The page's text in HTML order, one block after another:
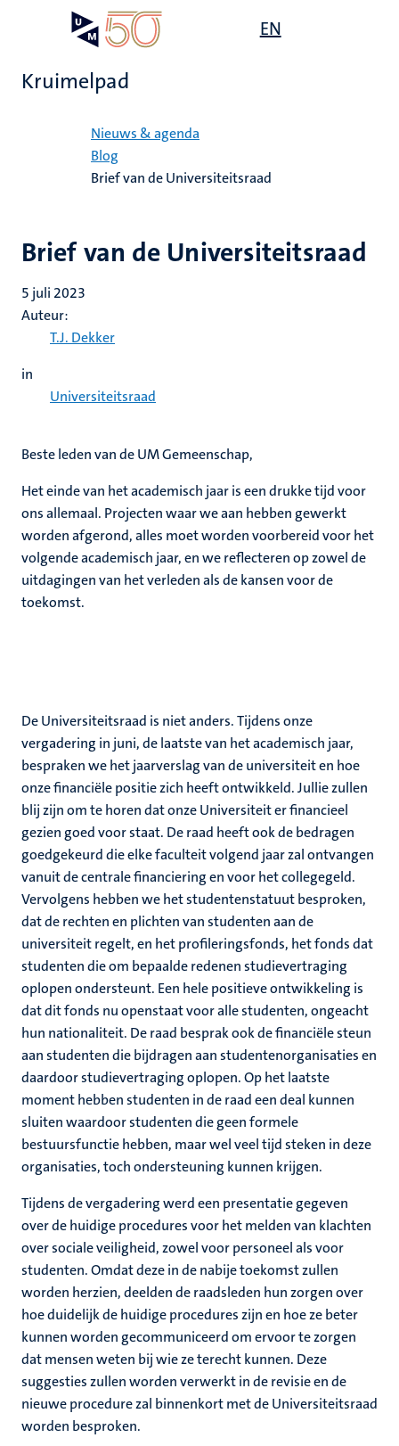
EN
Kruimelpad
Nieuws & agenda
Blog
Brief van de Universiteitsraad
Brief van de Universiteitsraad
5 juli 2023
Auteur:
T.J. Dekker
in
Universiteitsraad
Beste leden van de UM Gemeenschap,
Het einde van het academisch jaar is een drukke tijd voor
ons allemaal. Projecten waar we aan hebben gewerkt
worden afgerond, alles moet worden voorbereid voor het
volgende academisch jaar, en we reflecteren op zowel de
uitdagingen van het verleden als de kansen voor de
toekomst.
De Universiteitsraad is niet anders. Tijdens onze
vergadering in juni, de laatste van het academisch jaar,
bespraken we het jaarverslag van de universiteit en hoe
onze financiële positie zich heeft ontwikkeld. Jullie zullen
blij zijn om te horen dat onze Universiteit er financieel
gezien goed voor staat. De raad heeft ook de bedragen
goedgekeurd die elke faculteit volgend jaar zal ontvangen
vanuit de centrale financiering en voor het collegegeld.
Vervolgens hebben we het studentenstatuut besproken,
dat de rechten en plichten van studenten aan de
universiteit regelt, en het profileringsfonds, het fonds dat
studenten die om bepaalde redenen studievertraging
oplopen ondersteunt. Een hele positieve ontwikkeling is
dat dit fonds nu openstaat voor alle studenten, ongeacht
hun nationaliteit. De raad besprak ook de financiële steun
aan studenten die bijdragen aan studentenorganisaties en
daardoor studievertraging oplopen. Op het laatste
moment hebben studenten in de raad een deal kunnen
sluiten waardoor studenten die geen formele
bestuursfunctie hebben, maar wel veel tijd steken in deze
organisaties, toch ondersteuning kunnen krijgen.
Tijdens de vergadering werd een presentatie gegeven
over de huidige procedures voor het melden van klachten
over sociale veiligheid, zowel voor personeel als voor
studenten. Omdat deze in de nabije toekomst zullen
worden herzien, deelden de raadsleden hun zorgen over
hoe duidelijk de huidige procedures zijn en hoe ze beter
kunnen worden gecommuniceerd om ervoor te zorgen
dat mensen weten bij wie ze terecht kunnen. Deze
suggesties zullen worden verwerkt in de revisie en de
nieuwe procedure zal binnenkort met de Universiteitsraad
worden besproken.